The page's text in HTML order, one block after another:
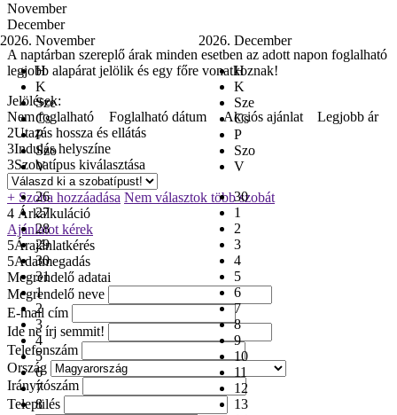
November
December
2026. November
H
K
Sze
Cs
P
Szo
V
26
27
28
29
30
31
1
2
3
4
5
6
7
8
2026. December
H
K
Sze
Cs
P
Szo
V
30
1
2
3
4
5
6
7
8
9
10
11
12
13
A naptárban szereplő árak minden esetben az adott napon foglalható
legjobb alapárat jelölik és egy főre vonatkoznak!
Jelölések:
Nem foglalható
Foglalható dátum Akciós ajánlat
Legjobb ár
2Utazás hossza és ellátás
3Indulás helyszíne
3Szobatípus kiválasztása
+ Szoba hozzáadása Nem választok több szobát
4 Árkalkuláció
Ajánlatot kérek
5Árajánlatkérés
5Adatmegadás
Megrendelő adatai
Megrendelő neve
E-mail cím
Ide ne írj semmit!
Telefonszám
Ország
Irányítószám
Település